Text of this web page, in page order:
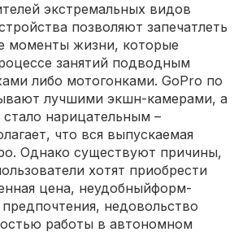
экстремальных видов
позволяют запечатлеть
моменты жизни, которые
занятий подводным
либо мотогонками. GoPro по
лучшими экшн-камерами, а
нарицательным –
что вся выпускаемая
Однако существуют причины,
хотят приобрести
цена, неудобныйформ-
недовольство
работы в автономном